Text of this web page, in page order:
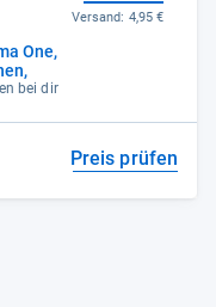
One,
bei dir
Versand: 4,95 €
Preis prüfen